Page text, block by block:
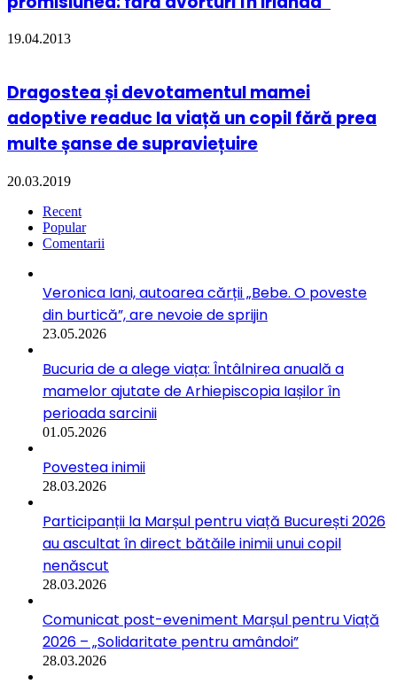
19.04.2013
Dragostea și devotamentul mamei
adoptive readuc la viață un copil fără prea
multe șanse de supraviețuire
20.03.2019
Recent
Popular
Comentarii
Veronica Iani, autoarea cărții „Bebe. O poveste
din burtică”, are nevoie de sprijin
23.05.2026
Bucuria de a alege viața: Întâlnirea anuală a
mamelor ajutate de Arhiepiscopia Iașilor în
perioada sarcinii
01.05.2026
Povestea inimii
28.03.2026
Participanții la Marșul pentru viață București 2026
au ascultat în direct bătăile inimii unui copil
nenăscut
28.03.2026
Comunicat post-eveniment Marșul pentru Viață
2026 – „Solidaritate pentru amândoi”
28.03.2026